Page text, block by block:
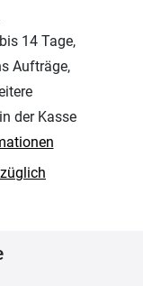
14 Tage,
Aufträge,
der Kasse